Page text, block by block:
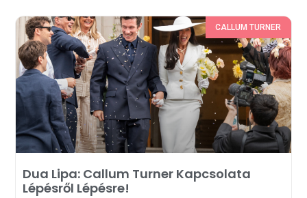
CALLUM TURNER
Dua Lipa: Callum Turner Kapcsolata
Lépésről Lépésre!